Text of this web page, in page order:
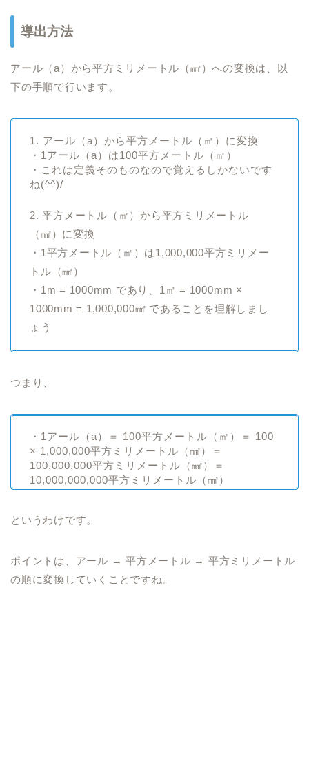
導出方法
アール（a）から平方ミリメートル（㎟）への変換は、以
下の手順で行います。
1. アール（a）から平方メートル（㎡）に変換
・1アール（a）は100平方メートル（㎡）
・これは定義そのものなので覚えるしかないです
ね(^^)/
2. 平方メートル（㎡）から平方ミリメートル
（㎟）に変換
・1平方メートル（㎡）は1,000,000平方ミリメー
トル（㎟）
・1m = 1000mm であり、1㎡ = 1000mm ×
1000mm = 1,000,000㎟ であることを理解しまし
ょう
つまり、
・1アール（a）＝ 100平方メートル（㎡）＝ 100
× 1,000,000平方ミリメートル（㎟）＝
100,000,000平方ミリメートル（㎟）＝
10,000,000,000平方ミリメートル（㎟）
というわけです。
ポイントは、アール → 平方メートル → 平方ミリメートル
の順に変換していくことですね。